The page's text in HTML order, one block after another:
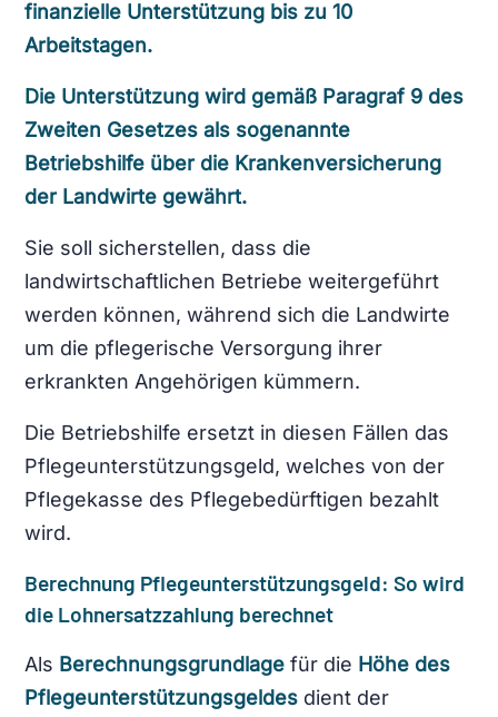
finanzielle Unterstützung bis zu 10
Arbeitstagen.
Die Unterstützung wird gemäß Paragraf 9 des
Zweiten Gesetzes als sogenannte
Betriebshilfe über die Krankenversicherung
der Landwirte gewährt.
Sie soll sicherstellen, dass die
landwirtschaftlichen Betriebe weitergeführt
werden können, während sich die Landwirte
um die pflegerische Versorgung ihrer
erkrankten Angehörigen kümmern.
Die Betriebshilfe ersetzt in diesen Fällen das
Pflegeunterstützungsgeld, welches von der
Pflegekasse des Pflegebedürftigen bezahlt
wird.
Berechnung Pflegeunterstützungsgeld: So wird
die Lohnersatzzahlung berechnet
Als Berechnungsgrundlage für die Höhe des
Pflegeunterstützungsgeldes dient der